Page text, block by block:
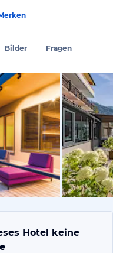
Bilder Fragen
vom
Hotel keine